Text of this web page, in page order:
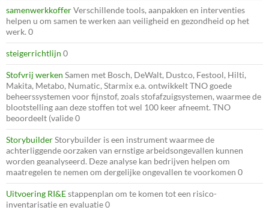
samenwerkkofferVerschillende tools, aanpakken en interventies
helpen u om samen te werken aan veiligheid en gezondheid op het
werk. 0
steigerrichtlijn 0
Stofvrij werken Samen met Bosch, DeWalt, Dustco, Festool, Hilti,
Makita, Metabo, Numatic, Starmix e.a. ontwikkelt TNO goede
beheerssystemen voor fijnstof, zoals stofafzuigsystemen, waarmee de
blootstelling aan deze stoffen tot wel 100 keer afneemt. TNO
beoordeelt (valide 0
StorybuilderStorybuilder is een instrument waarmee de
achterliggende oorzaken van ernstige arbeidsongevallen kunnen
worden geanalyseerd. Deze analyse kan bedrijven helpen om
maatregelen te nemen om dergelijke ongevallen te voorkomen 0
Uitvoering RI&Estappenplan om te komen tot een risico-
inventarisatie en evaluatie 0